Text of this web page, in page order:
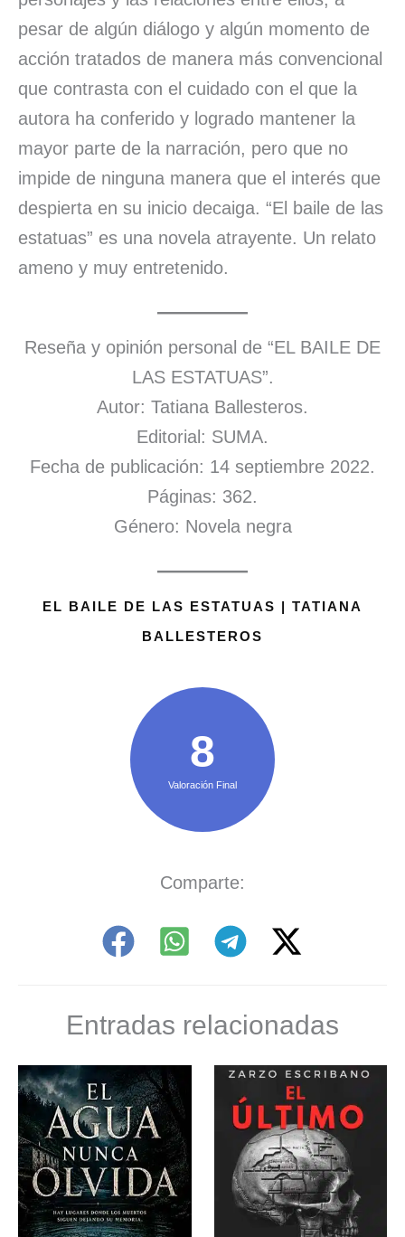
pesar de algún diálogo y algún momento de
acción tratados de manera más convencional
que contrasta con el cuidado con el que la
autora ha conferido y logrado mantener la
mayor parte de la narración, pero que no
impide de ninguna manera que el interés que
despierta en su inicio decaiga. “El baile de las
estatuas” es una novela atrayente. Un relato
ameno y muy entretenido.
Reseña y opinión personal de “EL BAILE DE
LAS ESTATUAS”.
Autor: Tatiana Ballesteros.
Editorial: SUMA.
Fecha de publicación: 14 septiembre 2022.
Páginas: 362.
Género: Novela negra
EL BAILE DE LAS ESTATUAS | TATIANA
BALLESTEROS
8
Valoración Final
Comparte:
Entradas relacionadas